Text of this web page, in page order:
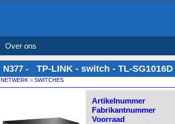
Over ons
N377 - TP-LINK - switch - TL-
NETWERK > SWITCHES
Artikelnummer
Fabrikantnummer
Voorraad